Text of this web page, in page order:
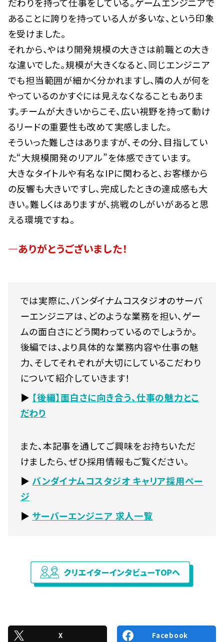
だわりを持って仕事をしている。ゲームエンジニアで
あることに誇りを持っている人が多いな、という印象
を受けました。
それから、やはり開発規模の大きさは前職との大き
な違いでした。規模が大きくなると、同じエンジニア
でも担当範囲が細かく分かれますし、隣の人が何を
やっているのかすぐには見えなくなることもありま
す。チームが大きいからこそ、広い視野を持って動け
るリードの重要性も改めて実感しました。
そういった難しさはありますが、その分、目指してい
た“大規模開発のリアル”を体感できています。
大きなタイトルや有名なIPに関わると、お客様から
の反響も大きいですし、完成したときの達成感も大
きい。難しくはありますが、挑戦のしがいがあると思
える環境ですね。
―ありがとうございました！
では実際に、バンダイナムコスタジオのサーバ
ーエンジニアは、どのような業務を担い、ゲー
ムの面白さにどう関わっているのでしょうか。
後編では、より具体的な業務内容や仕事の魅
力、そしてそれぞれが大切にしているこだわり
について紹介していきます！
▶ 【後編】面白さに向き合う、仕事の魅力とこ
だわり
また、本記事を通してご興味をお持ちいただ
けましたら、ぜひ採用情報もご覧ください。
▶バンダイナムコスタジオ キャリア採用ペー
ジ
▶ サーバーエンジニア 求人一覧
X Facebook